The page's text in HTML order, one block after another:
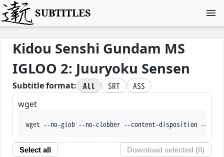
SUBTITLES
Kidou Senshi Gundam MS
IGLOO 2: Juuryoku Sensen
Subtitle format: All SRT
ASS
wget
wget --no-glob --no-clobber --content-disposition --trust-server-names --
Select all Download selected (0)